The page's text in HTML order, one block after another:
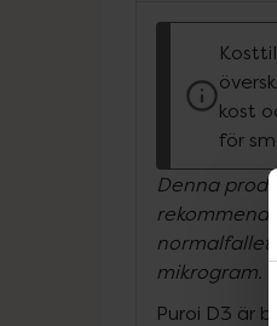
kost
för
Denna
normalfallet
mikrogram.
Puroi D3 är